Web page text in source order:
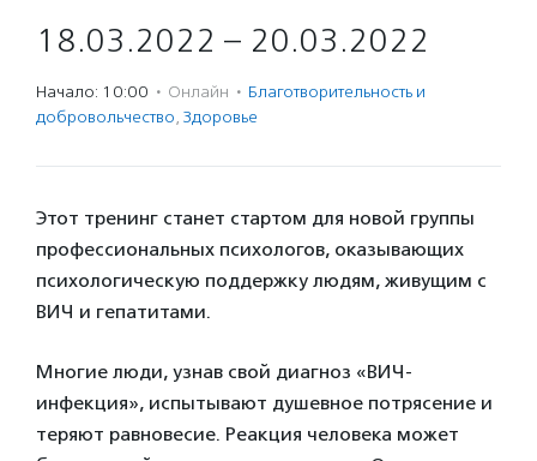
18.03.2022 – 20.03.2022
Начало: 10:00 · Онлайн · Благотвори­тель­ность и
доброволь­чест­во, Здоровье
Этот тренинг станет стартом для новой группы
профессиональных психологов, оказывающих
психологическую поддержку людям, живущим с
ВИЧ и гепатитами.
Многие люди, узнав свой диагноз «ВИЧ-
инфекция», испытывают душевное потрясение и
теряют равновесие. Реакция человека может